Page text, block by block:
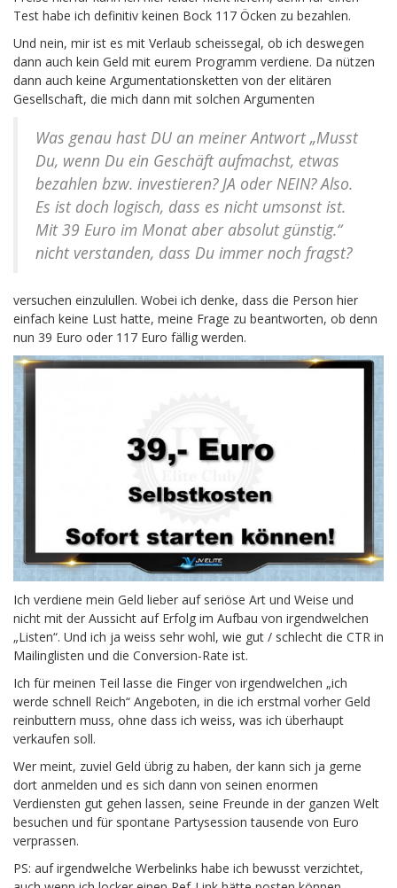
Test habe ich definitiv keinen Bock 117 Öcken zu bezahlen.
Und nein, mir ist es mit Verlaub scheissegal, ob ich deswegen
dann auch kein Geld mit eurem Programm verdiene. Da nützen
dann auch keine Argumentationsketten von der elitären
Gesellschaft, die mich dann mit solchen Argumenten
Was genau hast DU an meiner Antwort „Musst
Du, wenn Du ein Geschäft aufmachst, etwas
bezahlen bzw. investieren? JA oder NEIN? Also.
Es ist doch logisch, dass es nicht umsonst ist.
Mit 39 Euro im Monat aber absolut günstig.“
nicht verstanden, dass Du immer noch fragst?
versuchen einzulullen. Wobei ich denke, dass die Person hier
einfach keine Lust hatte, meine Frage zu beantworten, ob denn
nun 39 Euro oder 117 Euro fällig werden.
Ich verdiene mein Geld lieber auf seriöse Art und Weise und
nicht mit der Aussicht auf Erfolg im Aufbau von irgendwelchen
„Listen“. Und ich ja weiss sehr wohl, wie gut / schlecht die CTR in
Mailinglisten und die Conversion-Rate ist.
Ich für meinen Teil lasse die Finger von irgendwelchen „ich
werde schnell Reich“ Angeboten, in die ich erstmal vorher Geld
reinbuttern muss, ohne dass ich weiss, was ich überhaupt
verkaufen soll.
Wer meint, zuviel Geld übrig zu haben, der kann sich ja gerne
dort anmelden und es sich dann von seinen enormen
Verdiensten gut gehen lassen, seine Freunde in der ganzen Welt
besuchen und für spontane Partysession tausende von Euro
verprassen.
PS: auf irgendwelche Werbelinks habe ich bewusst verzichtet,